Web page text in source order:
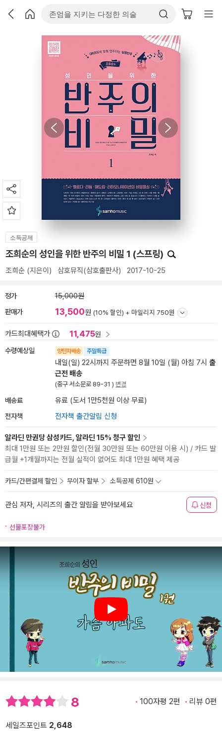
소득공제
조희순의 성인을 위한 반주의 비밀 1 (스프링)
조희순 (지은이) 삼호뮤직(삼호출판사) 2017-10-25
정가 15,000원
판매가 13,500원 (10% 할인) + 마일리지 750원
카드최대혜택가 11,475원
수령예상일 양탄자배송 주말특급
내일(일) 22시까지 주문하면 8월 10일 (월) 아침 7시 출
근전 배송
(중구 서소문로 89-31 ) 변경
배송료 유료 (도서 1만5천원 이상 무료)
전자책 전자책 출간알림 신청
알라딘 만권당 삼성카드, 알라딘 15% 청구 할인
최대 1만원 또는 2만원 할인(전월 30만원 또는 60만원 이용 시) / 카드 발
급월 +1개월까지는 전월 실적이 없어도 최대 1만원 혜택 제공
카드/간편결제 할인 무이자 할부 소득공제 610원
관심 저자, 시리즈의 출간 알림을 받아보세요 신청
선물포장불가
Play
8 100자평 2편 리뷰 0편
세일즈포인트 2,648